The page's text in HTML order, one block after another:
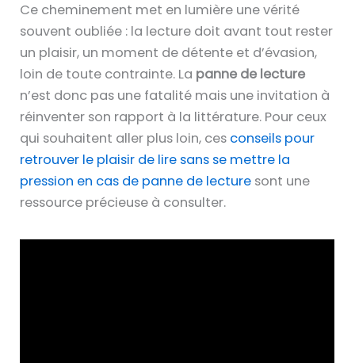
Ce cheminement met en lumière une vérité
souvent oubliée : la lecture doit avant tout rester
un plaisir, un moment de détente et d’évasion,
loin de toute contrainte. La panne de lecture
n’est donc pas une fatalité mais une invitation à
réinventer son rapport à la littérature. Pour ceux
qui souhaitent aller plus loin, ces conseils pour
retrouver le plaisir de lire sans se mettre la
pression en cas de panne de lecture sont une
ressource précieuse à consulter.